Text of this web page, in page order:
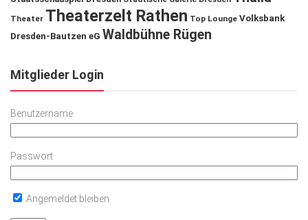
Theater Theaterzelt Rathen Top Lounge Volksbank
Dresden-Bautzen eG Waldbühne Rügen
Mitglieder Login
Benutzername
Passwort
Angemeldet bleiben